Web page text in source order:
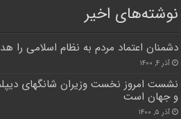
نوشته‌های اخیر
دشمنان اعتماد مردم به نظام اسلامی را
آذر ۴, ۱۴۰۰
نشست امروز نخست وزیران شانگهای
و جهان است
آذر ۵, ۱۴۰۰